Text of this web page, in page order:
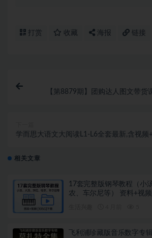
打赏 收藏 海报 链接
【第8879期】团购达人图文带货
学而思大语文大阅读L1-L6全套最新,含视频
相关文章
17套完整版钢琴教程（小
农、车尔尼等） 资料+视
飞利浦珍藏版音乐数字专